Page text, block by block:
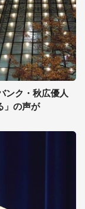
ンク・秋広優人
」の声が